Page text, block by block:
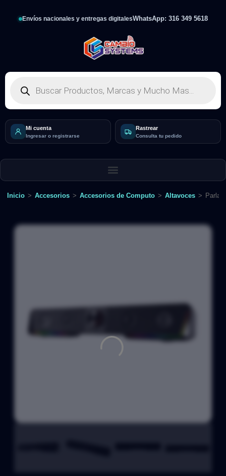
Envíos nacionales y entregas digitalesWhatsApp: 316 349 5618
Mi cuenta
Ingresar o registrarse
Rastrear
Consulta tu pedido
Inicio > Accesorios > Accesorios de Computo > Altavoces >